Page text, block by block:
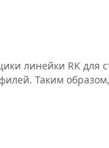
линейки RK для
Таким